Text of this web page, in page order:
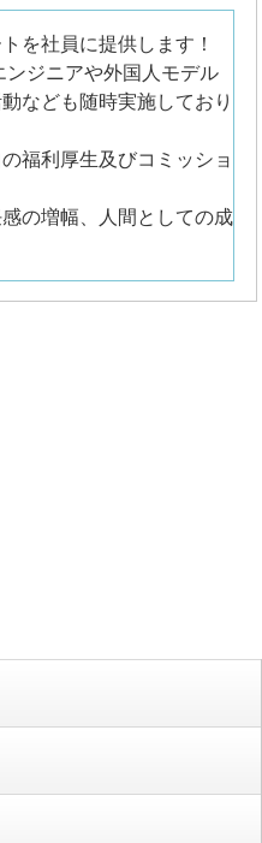
を社員に提供します！
ジニアや外国人モデル
なども随時実施しており
福利厚生及びコミッショ
の増幅、人間としての成